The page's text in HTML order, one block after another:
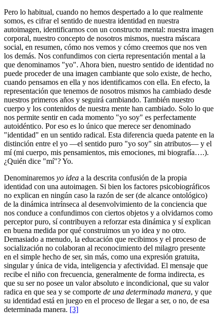
Pero lo habitual, cuando no hemos despertado a lo que realmente
somos, es cifrar el sentido de nuestra identidad en nuestra
autoimagen, identificarnos con un constructo mental: nuestra imagen
corporal, nuestro concepto de nosotros mismos, nuestra máscara
social, en resumen, cómo nos vemos y cómo creemos que nos ven
los demás. Nos confundimos con cierta representación mental a la
que denominamos "yo". Ahora bien, nuestro sentido de identidad no
puede proceder de una imagen cambiante que solo existe, de hecho,
cuando pensamos en ella y nos identificamos con ella. En efecto, la
representación que tenemos de nosotros mismos ha cambiado desde
nuestros primeros años y seguirá cambiando. También nuestro
cuerpo y los contenidos de nuestra mente han cambiado. Solo lo que
nos permite sentir en cada momento "yo soy" es perfectamente
autoidéntico. Por eso es lo único que merece ser denominado
"identidad" en un sentido radical. Esta diferencia queda patente en la
distinción entre el yo ―el sentido puro "yo soy" sin atributos― y el
mí (mi cuerpo, mis pensamientos, mis emociones, mi biografía….).
¿Quién dice "mí"? Yo.
Denominaremos yo idea a la descrita confusión de la propia
identidad con una autoimagen. Si bien los factores psicobiográficos
no explican en ningún caso la razón de ser (de alcance ontológico)
de la dinámica intrínseca al desenvolvimiento de la conciencia que
nos conduce a confundimos con ciertos objetos y a olvidarnos como
perceptor puro, sí contribuyen a reforzar esta dinámica y sí explican
en buena medida por qué construimos un yo idea y no otro.
Demasiado a menudo, la educación que recibimos y el proceso de
socialización no colaboran al reconocimiento del milagro presente
en el simple hecho de ser, sin más, como una expresión gratuita,
singular y única de vida, inteligencia y afectividad. El mensaje que
recibe el niño con frecuencia, generalmente de forma indirecta, es
que su ser no posee un valor absoluto e incondicional, que su valor
radica en que sea y se comporte de una determinada manera, y que
su identidad está en juego en el proceso de llegar a ser, o no, de esa
determinada manera. [3]